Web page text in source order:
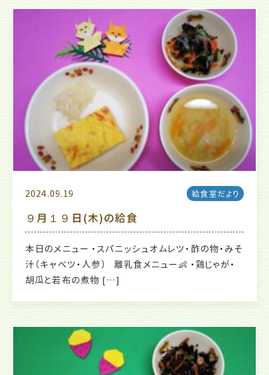
2024.09.19 給食室だより
９月１９日(木)の給食
本日のメニュー ・スパニッシュオムレツ・酢の物・みそ
汁（キャベツ・人参） 離乳食メニュー👶 ・鶏じゃが・
胡瓜と若布の煮物 […]